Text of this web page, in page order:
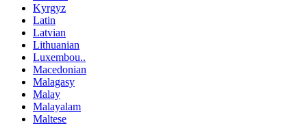
Kyrgyz
Latin
Latvian
Lithuanian
Luxembou..
Macedonian
Malagasy
Malay
Malayalam
Maltese